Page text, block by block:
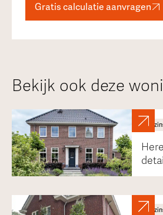
Gratis calculatie aanvragen
Bekijk ook deze